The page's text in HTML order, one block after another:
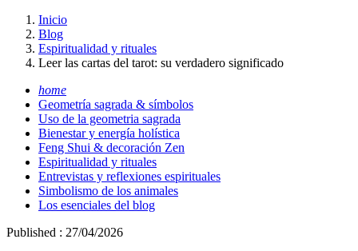
Inicio
Blog
Espiritualidad y rituales
Leer las cartas del tarot: su verdadero significado
home
Geometría sagrada & símbolos
Uso de la geometria sagrada
Bienestar y energía holística
Feng Shui & decoración Zen
Espiritualidad y rituales
Entrevistas y reflexiones espirituales
Simbolismo de los animales
Los esenciales del blog
Published : 27/04/2026